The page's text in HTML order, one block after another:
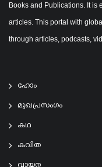
Books and Publications. It is
articles. This portal with
through articles, podcasts,
ഹോം
മുഖപ്രസംഗം
കഥ
കവിത